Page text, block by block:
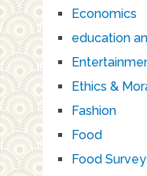
Economics
education
Ethics &
Fashion
Food
Food Survey